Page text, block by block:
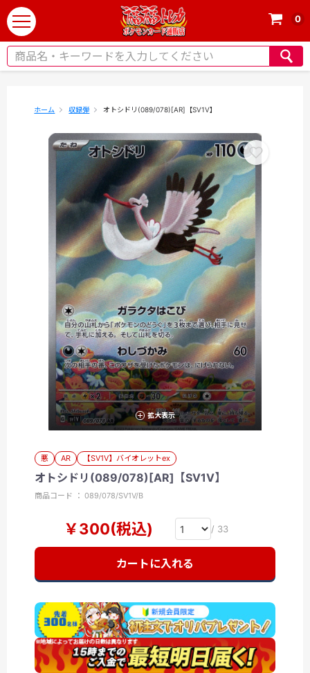
t
o
g
0
ホーム 収録弾 オトシドリ(089/078)[AR]【SV1V】
拡大表示
悪 AR 【SV1V】バイオレットex
オトシドリ(089/078)[AR]【SV1V】
商品コード ： 089/078/SV1V/B
￥300(税込) / 33
カートに入れる